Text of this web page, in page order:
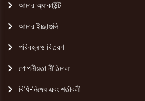
আমার অ্যাকাউন্ট
আমার ইচ্ছাগুলি
পরিবহন ও বিতরণ
গোপনীয়তা নীতিমালা
বিধি-নিষেধ এবং শর্তাবলী